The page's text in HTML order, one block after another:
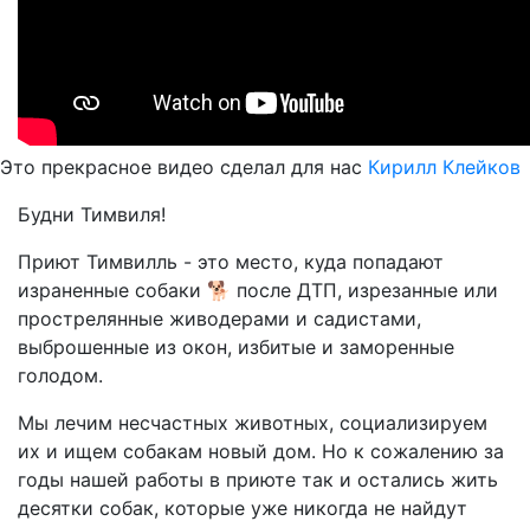
Это прекрасное видео сделал для нас Кирилл Клейков
Будни Тимвиля!
Приют Тимвилль - это место, куда попадают
израненные собаки 🐕 после ДТП, изрезанные или
прострелянные живодерами и садистами,
выброшенные из окон, избитые и заморенные
голодом.
Мы лечим несчастных животных, социализируем
их и ищем собакам новый дом. Но к сожалению за
годы нашей работы в приюте так и остались жить
десятки собак, которые уже никогда не найдут